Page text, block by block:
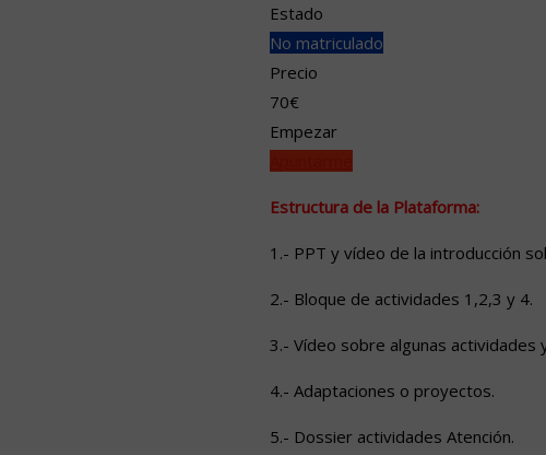
Estado
No matriculado
Precio
70€
Empezar
Estructura de la Plataforma:
1.- PPT y vídeo de la introducción
2.- Bloque de actividades 1,2,3 y 4.
3.- Vídeo sobre algunas
4.- Adaptaciones o proyectos.
5.- Dossier actividades Atención.